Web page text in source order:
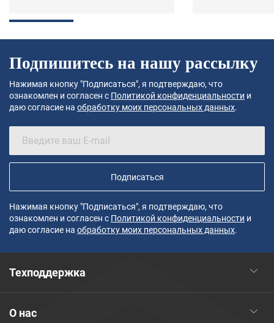
Подпишитесь на нашу рассылку
Нажимая кнопку "Подписаться", я подтверждаю, что
ознакомлен и согласен с Политикой конфиденциальности и
даю согласие на обработку моих персональных данных.
Подписаться
Нажимая кнопку "Подписаться", я подтверждаю, что
ознакомлен и согласен с Политикой конфиденциальности и
даю согласие на обработку моих персональных данных.
О нас
Техподдержка